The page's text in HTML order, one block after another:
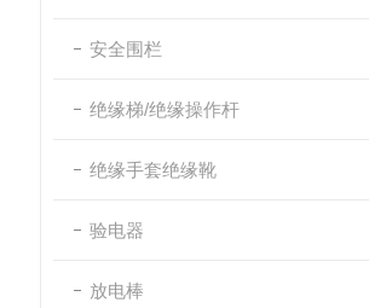
安全围栏
绝缘梯/绝缘操作杆
绝缘手套绝缘靴
验电器
放电棒